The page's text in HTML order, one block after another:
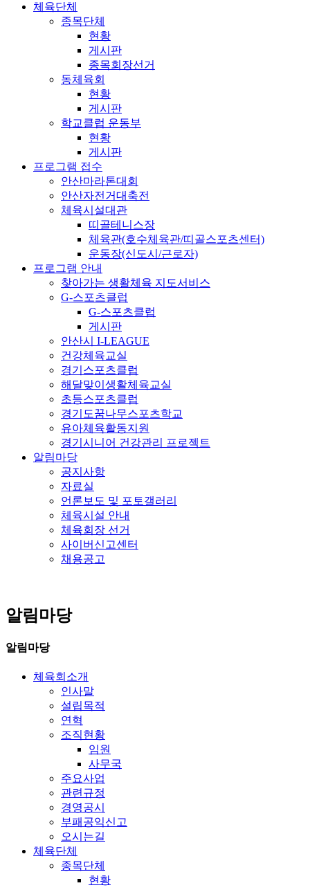
체육단체
종목단체
현황
게시판
종목회장선거
동체육회
현황
게시판
학교클럽 운동부
현황
게시판
프로그램 접수
안산마라톤대회
안산자전거대축전
체육시설대관
띠골테니스장
체육관(호수체육관/띠골스포츠센터)
운동장(신도시/근로자)
프로그램 안내
찾아가는 생활체육 지도서비스
G-스포츠클럽
G-스포츠클럽
게시판
안산시 I-LEAGUE
건강체육교실
경기스포츠클럽
해달맞이생활체육교실
초등스포츠클럽
경기도꿈나무스포츠학교
유아체육활동지원
경기시니어 건강관리 프로젝트
알림마당
공지사항
자료실
언론보도 및 포토갤러리
체육시설 안내
체육회장 선거
사이버신고센터
채용공고
알림마당
알림마당
체육회소개
인사말
설립목적
연혁
조직현황
임원
사무국
주요사업
관련규정
경영공시
부패공익신고
오시는길
체육단체
종목단체
현황